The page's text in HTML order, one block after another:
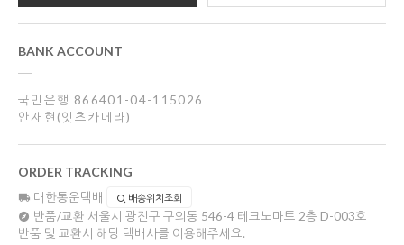
BANK ACCOUNT
국민은행 866401-04-115026
안재현(잇츠카메라)
ORDER TRACKING
대한통운택배 배송위치조회
반품/교환 서울시 광진구 구의동 546-4 테크노마트 2층 D-003호
반품 및 교환시 해당 택배사를 이용해주세요.